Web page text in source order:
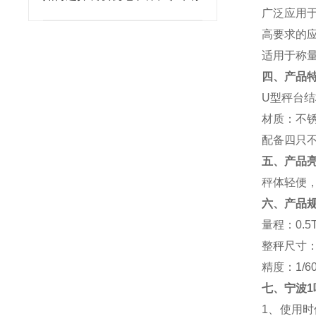
广泛应用
高要求的
适用于称
四、产品
U型秤台
材质：不
配备四只
五、产品
秤体轻便
六、产品
量程：
整秤尺寸
精度：1/
七、宁波1
1、使用